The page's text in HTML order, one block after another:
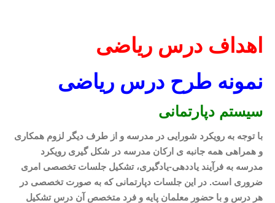
اهداف درس ریاضی
نمونه طرح درس ریاضی
سیستم دپارتمانی
با توجه به رویکرد شورایی در مدرسه و از طرف دیگر لزوم همکاری
و همراهی همه جانبه ی ارکان مدرسه در شکل گیری رویکرد
مدرسه به فرآیند یاددهی-یادگیری، تشکیل جلسات تخصصی امری
ضروری است. در این جلسات دپارتمانی که به صورت تخصصی در
هر درس و با حضور معلمان پایه و فرد متخصص آن درس تشکیل